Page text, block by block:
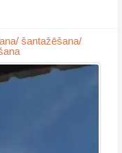
šantažēšana/